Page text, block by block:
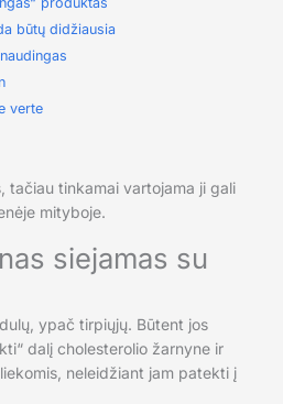
būtų didžiausia
verte
tačiau tinkamai vartojama ji gali
mityboje.
siejamas su
ypač tirpiųjų. Būtent jos
dalį cholesterolio žarnyne ir
neleidžiant jam patekti į